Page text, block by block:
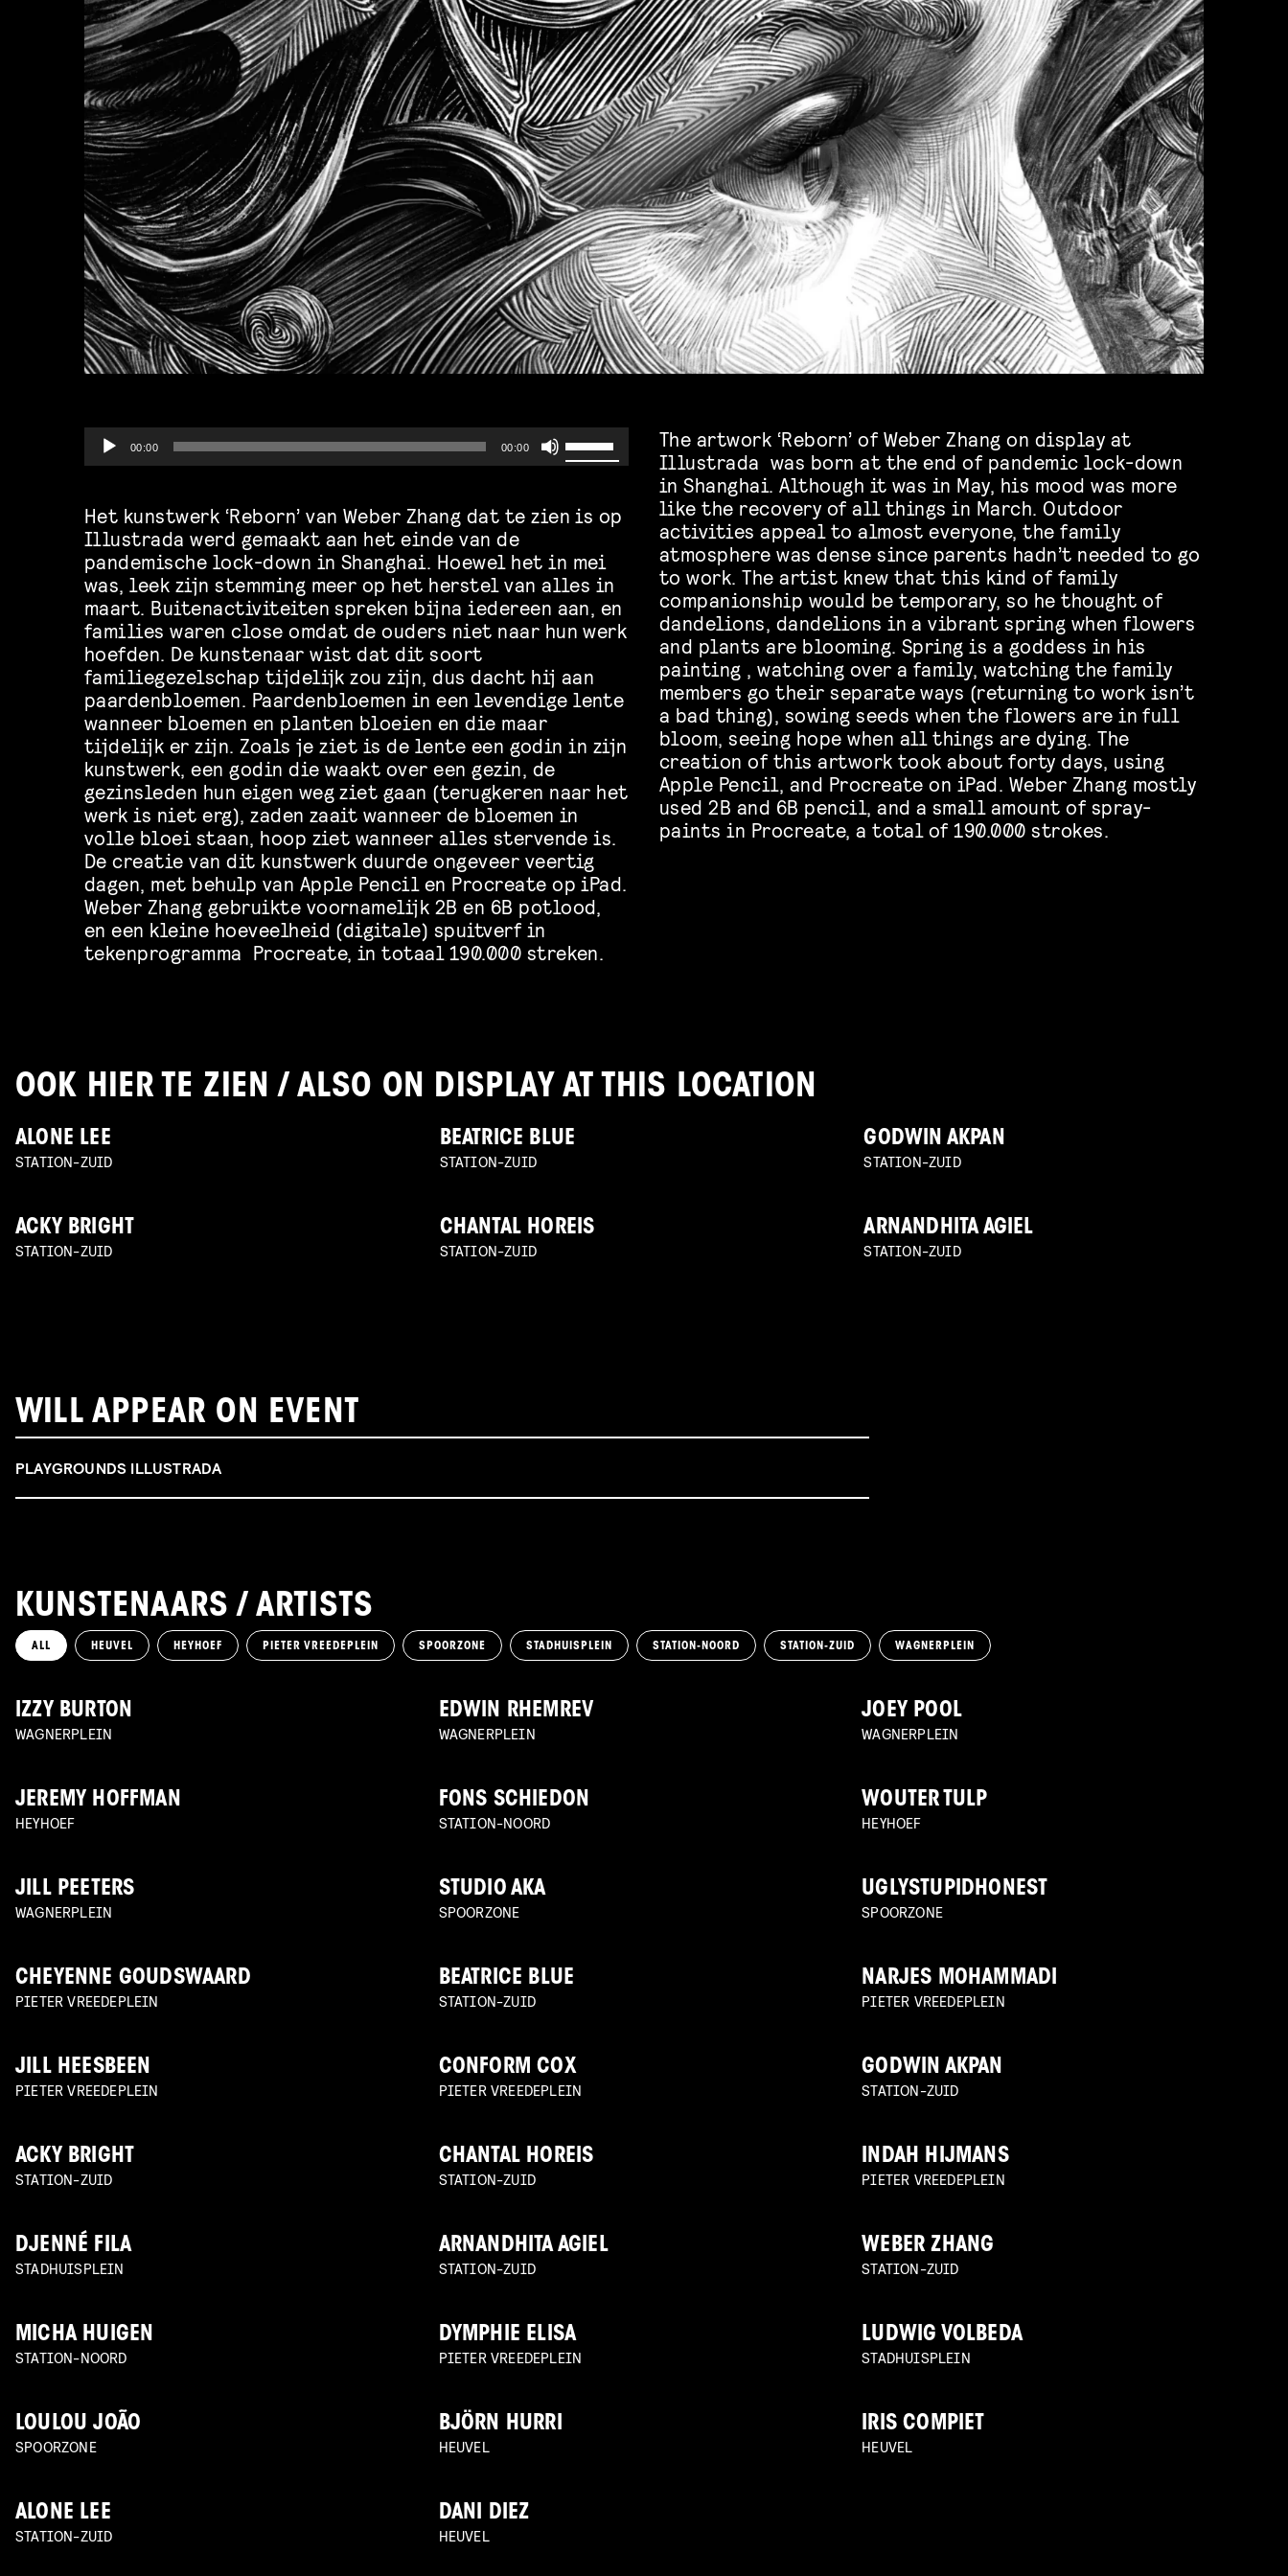
Audio00:00 00:00
Use
Up/Down
Arrow
keys
to
or
decrease
Het kunstwerk ‘Reborn’ van Weber Zhang dat te zien is op
Illustrada werd gemaakt aan het einde van de
pandemische lock-down in Shanghai. Hoewel het in mei
was, leek zijn stemming meer op het herstel van alles in
maart. Buitenactiviteiten spreken bijna iedereen aan, en
families waren close omdat de ouders niet naar hun werk
hoefden. De kunstenaar wist dat dit soort
familiegezelschap tijdelijk zou zijn, dus dacht hij aan
paardenbloemen. Paardenbloemen in een levendige lente
wanneer bloemen en planten bloeien en die maar
tijdelijk er zijn. Zoals je ziet is de lente een godin in zijn
kunstwerk, een godin die waakt over een gezin, de
gezinsleden hun eigen weg ziet gaan (terugkeren naar het
werk is niet erg), zaden zaait wanneer de bloemen in
volle bloei staan, hoop ziet wanneer alles stervende is.
De creatie van dit kunstwerk duurde ongeveer veertig
dagen, met behulp van Apple Pencil en Procreate op iPad.
Weber Zhang gebruikte voornamelijk 2B en 6B potlood,
en een kleine hoeveelheid (digitale) spuitverf in
tekenprogramma Procreate, in totaal 190.000 streken.
The artwork ‘Reborn’ of Weber Zhang on display at
Illustrada was born at the end of pandemic lock-down
in Shanghai. Although it was in May, his mood was more
like the recovery of all things in March. Outdoor
activities appeal to almost everyone, the family
atmosphere was dense since parents hadn’t needed to go
to work. The artist knew that this kind of family
companionship would be temporary, so he thought of
dandelions, dandelions in a vibrant spring when flowers
and plants are blooming. Spring is a goddess in his
painting , watching over a family, watching the family
members go their separate ways (returning to work isn’t
a bad thing), sowing seeds when the flowers are in full
bloom, seeing hope when all things are dying. The
creation of this artwork took about forty days, using
Apple Pencil, and Procreate on iPad. Weber Zhang mostly
used 2B and 6B pencil, and a small amount of spray-
paints in Procreate, a total of 190.000 strokes.
OOK HIER TE ZIEN / ALSO ON DISPLAY AT THIS LOCATION
ALONE LEE
STATION-ZUID
BEATRICE BLUE
STATION-ZUID
GODWIN AKPAN
STATION-ZUID
ACKY BRIGHT
STATION-ZUID
CHANTAL HOREIS
STATION-ZUID
ARNANDHITA AGIEL
STATION-ZUID
WILL APPEAR ON EVENT
PLAYGROUNDS ILLUSTRADA
KUNSTENAARS / ARTISTS
ALL HEUVEL HEYHOEF PIETER VREEDEPLEIN SPOORZONE STADHUISPLEIN STATION-NOORD STATION-ZUID WAGNERPLEIN
IZZY BURTON
WAGNERPLEIN
EDWIN RHEMREV
WAGNERPLEIN
JOEY POOL
WAGNERPLEIN
JEREMY HOFFMAN
HEYHOEF
FONS SCHIEDON
STATION-NOORD
WOUTER TULP
HEYHOEF
JILL PEETERS
WAGNERPLEIN
STUDIO AKA
SPOORZONE
UGLYSTUPIDHONEST
SPOORZONE
CHEYENNE GOUDSWAARD
PIETER VREEDEPLEIN
BEATRICE BLUE
STATION-ZUID
NARJES MOHAMMADI
PIETER VREEDEPLEIN
JILL HEESBEEN
PIETER VREEDEPLEIN
CONFORM COX
PIETER VREEDEPLEIN
GODWIN AKPAN
STATION-ZUID
ACKY BRIGHT
STATION-ZUID
CHANTAL HOREIS
STATION-ZUID
INDAH HIJMANS
PIETER VREEDEPLEIN
DJENNÉ FILA
STADHUISPLEIN
ARNANDHITA AGIEL
STATION-ZUID
WEBER ZHANG
STATION-ZUID
MICHA HUIGEN
STATION-NOORD
DYMPHIE ELISA
PIETER VREEDEPLEIN
LUDWIG VOLBEDA
STADHUISPLEIN
LOULOU JOÃO
SPOORZONE
BJÖRN HURRI
HEUVEL
IRIS COMPIET
HEUVEL
ALONE LEE
STATION-ZUID
DANI DIEZ
HEUVEL